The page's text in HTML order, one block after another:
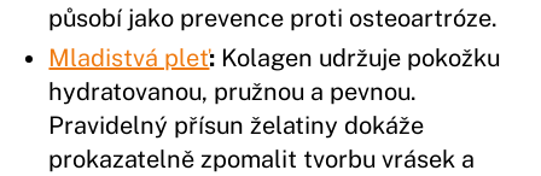
působí jako prevence proti osteoartróze.
Mladistvá pleť: Kolagen udržuje pokožku
hydratovanou, pružnou a pevnou.
Pravidelný přísun želatiny dokáže
prokazatelně zpomalit tvorbu vrásek a